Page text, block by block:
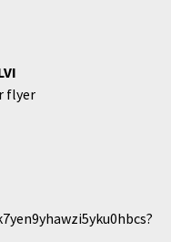
flyer